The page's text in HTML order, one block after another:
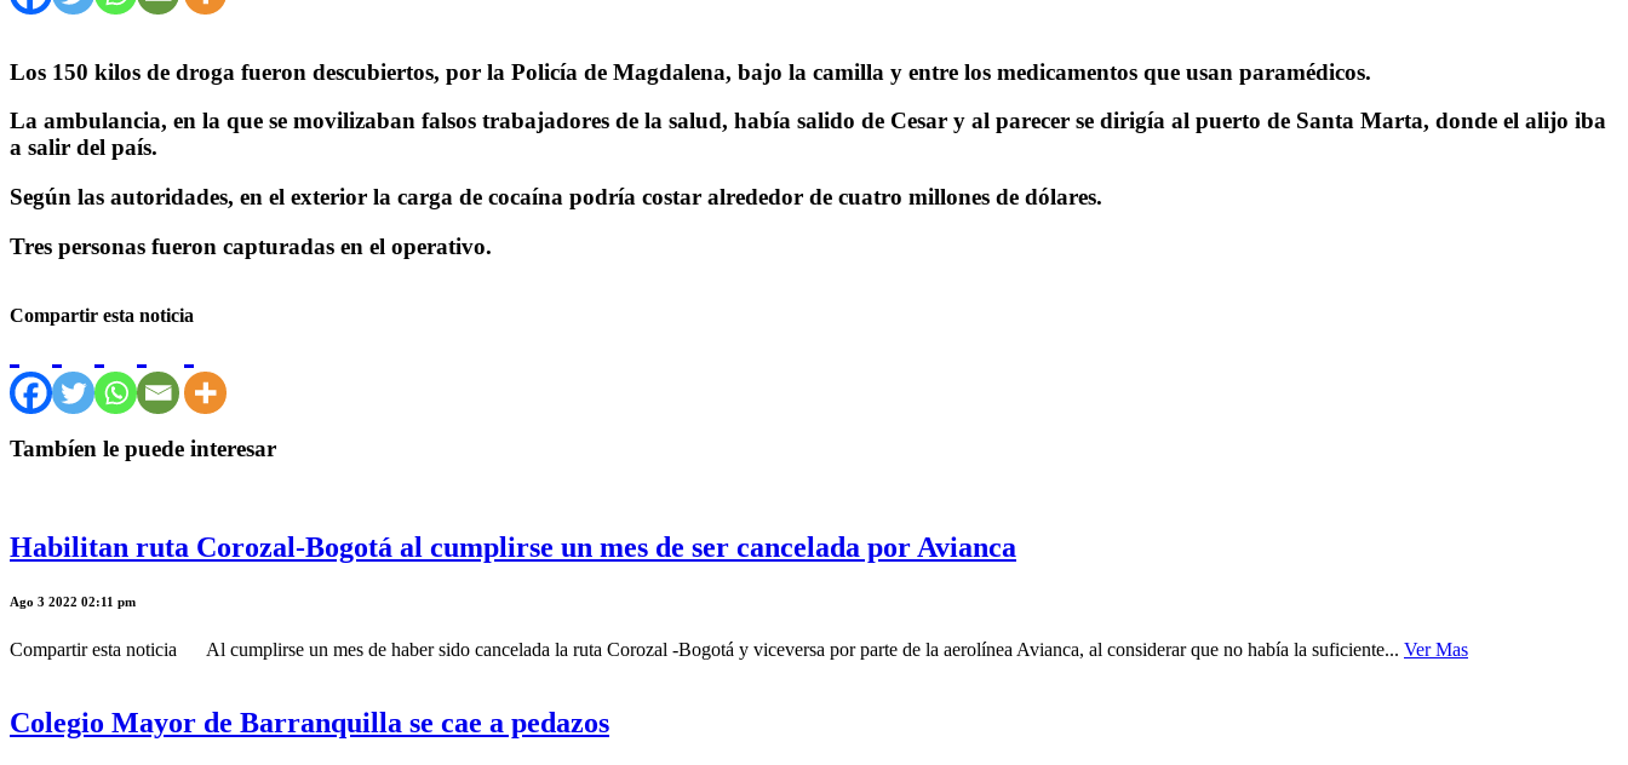
Los 150 kilos de droga fueron descubiertos, por la Policía de Magdalena, bajo la camilla y entre los medicamentos que usan paramédicos.
La ambulancia, en la que se movilizaban falsos trabajadores de la salud, había salido de Cesar y al parecer se dirigía al puerto de Santa Marta, donde el alijo iba
a salir del país.
Según las autoridades, en el exterior la carga de cocaína podría costar alrededor de cuatro millones de dólares.
Tres personas fueron capturadas en el operativo.
Compartir esta noticia
Tambíen le puede interesar
Habilitan ruta Corozal-Bogotá al cumplirse un mes de ser cancelada por Avianca
Ago 3 2022 02:11 pm
Compartir esta noticia Al cumplirse un mes de haber sido cancelada la ruta Corozal -Bogotá y viceversa por parte de la aerolínea Avianca, al considerar que no había la suficiente... Ver Mas
Colegio Mayor de Barranquilla se cae a pedazos